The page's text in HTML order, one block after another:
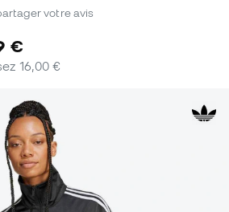
votre avis
€
16,00 €